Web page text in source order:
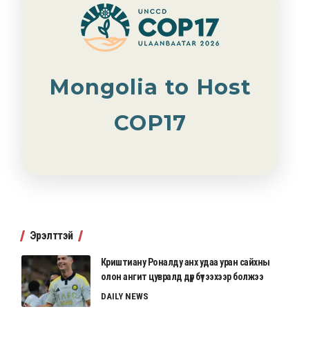
Mongolia to Host
COP17
Эрэлттэй
Криштиану Роналду анх удаа уран сайхны
олон ангит цувралд дүр бүтээхээр болжээ
DAILY NEWS